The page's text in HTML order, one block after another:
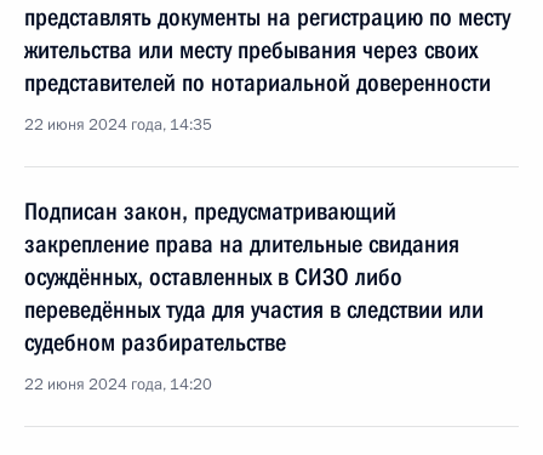
представлять документы на регистрацию по месту
жительства или месту пребывания через своих
представителей по нотариальной доверенности
22 июня 2024 года, 14:35
Подписан закон, предусматривающий
закрепление права на длительные свидания
осуждённых, оставленных в СИЗО либо
переведённых туда для участия в следствии или
судебном разбирательстве
22 июня 2024 года, 14:20